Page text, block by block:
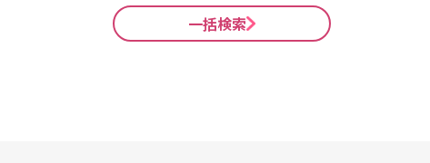
一括検索